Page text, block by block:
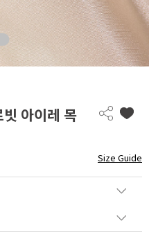
아이레 목
Size Guide